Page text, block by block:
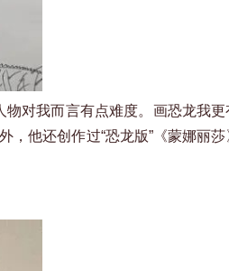
对我而言有点难度。画恐龙我
，他还创作过“恐龙版”《蒙娜丽